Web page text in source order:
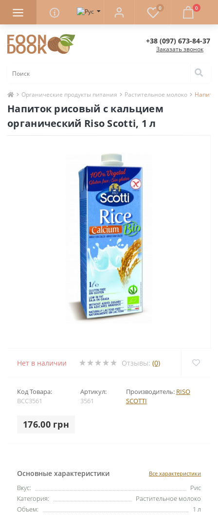
0 0
+38 (097) 673-84-37
Заказать звонок
Органические продукты питания Растительное молоко
Напиток рисовый с кальцием
органический Riso Scotti, 1 л
Нет в наличии Отзывы: (0)
Код Товара:
BCC3561
Артикул:
3561
Производитель: RISO
SCOTTI
176.00 грн
Основные характеристики Все характеристики
Вкус:
Рис
Категория:
Растительное молоко
Объем:
1 л